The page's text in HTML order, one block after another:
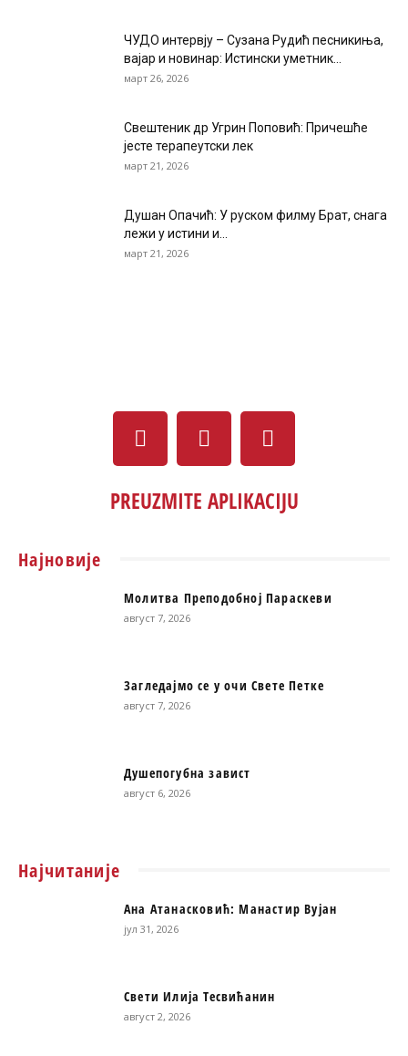
ЧУДО интервју – Сузана Рудић песникиња,
вајар и новинар: Истински уметник...
март 26, 2026
Свештеник др Угрин Поповић: Причешће
јесте терапеутски лек
март 21, 2026
Душан Опачић: У руском филму Брат, снага
лежи у истини и...
март 21, 2026
PREUZMITE APLIKACIJU
Најновије
Молитва Преподобној Параскеви
август 7, 2026
Загледајмо се у очи Свете Петке
август 7, 2026
Душепогубна завист
август 6, 2026
Најчитаније
Ана Атанасковић: Манастир Вујан
јул 31, 2026
Свети Илија Тесвићанин
август 2, 2026